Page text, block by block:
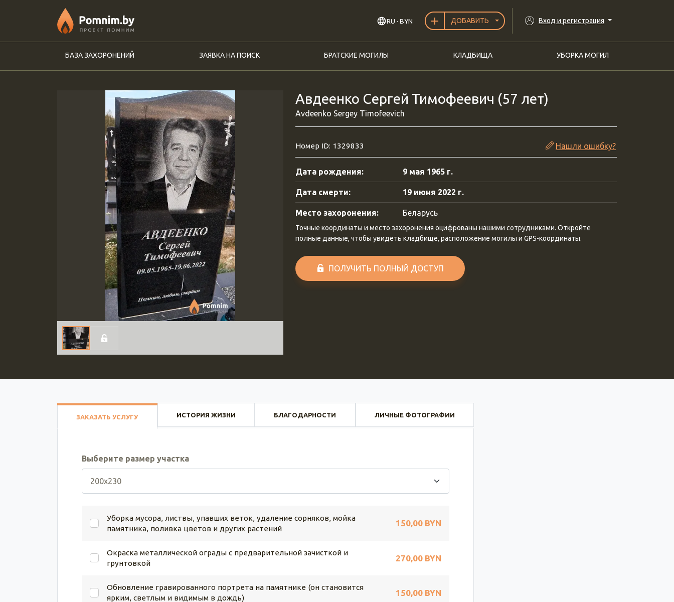
RU · BYN ДОБАВИТЬ Вход и регистрация
БАЗА ЗАХОРОНЕНИЙ ЗАЯВКА НА ПОИСК БРАТСКИЕ МОГИЛЫ КЛАДБИЩА УБОРКА МОГИЛ
Авдеенко Сергей Тимофеевич (57 лет)
Avdeenko Sergey Timofeevich
Номер ID: 1329833 Нашли ошибку?
Дата рождения: 9 мая 1965 г.
Дата смерти: 19 июня 2022 г.
Место захоронения: Беларусь
Точные координаты и место захоронения оцифрованы нашими сотрудниками. Откройте
полные данные, чтобы увидеть кладбище, расположение могилы и GPS-координаты.
ПОЛУЧИТЬ ПОЛНЫЙ ДОСТУП
ЗАКАЗАТЬ УСЛУГУ ИСТОРИЯ ЖИЗНИ БЛАГОДАРНОСТИ ЛИЧНЫЕ ФОТОГРАФИИ
Выберите размер участка
Уборка мусора, листвы, упавших веток, удаление сорняков, мойка
памятника, поливка цветов и других растений
150,00 BYN
Окраска металлической ограды с предварительной зачисткой и
грунтовкой
270,00 BYN
Обновление гравированного портрета на памятнике (он становится
ярким, светлым и видимым в дождь)
150,00 BYN